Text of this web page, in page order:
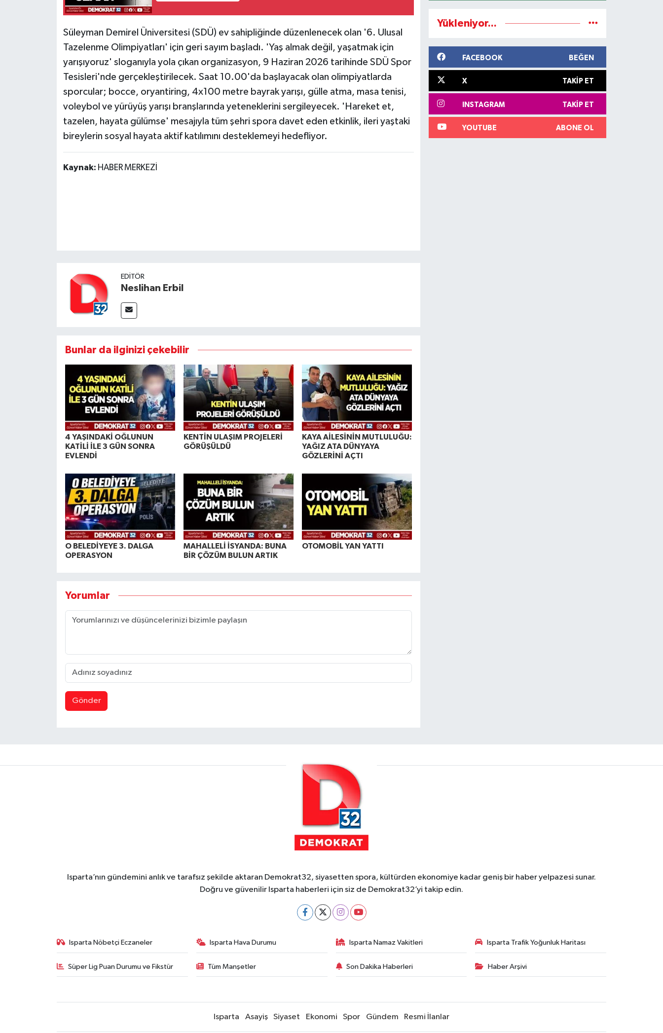
Süleyman Demirel Üniversitesi (SDÜ) ev sahipliğinde düzenlenecek olan '6. Ulusal
Tazelenme Olimpiyatları' için geri sayım başladı. 'Yaş almak değil, yaşatmak için
yarışıyoruz' sloganıyla yola çıkan organizasyon, 9 Haziran 2026 tarihinde SDÜ Spor
Tesisleri'nde gerçekleştirilecek. Saat 10.00'da başlayacak olan olimpiyatlarda
sporcular; bocce, oryantiring, 4x100 metre bayrak yarışı, gülle atma, masa tenisi,
voleybol ve yürüyüş yarışı branşlarında yeteneklerini sergileyecek. 'Hareket et,
tazelen, hayata gülümse' mesajıyla tüm şehri spora davet eden etkinlik, ileri yaştaki
bireylerin sosyal hayata aktif katılımını desteklemeyi hedefliyor.
Kaynak: HABER MERKEZİ
EDITÖR
Neslihan Erbil
Bunlar da ilginizi çekebilir
4 YAŞINDAKİ OĞLUNUN
KATİLİ İLE 3 GÜN SONRA
EVLENDİ
KENTİN ULAŞIM PROJELERİ
GÖRÜŞÜLDÜ
KAYA AİLESİNİN MUTLULUĞU:
YAĞIZ ATA DÜNYAYA
GÖZLERİNİ AÇTI
O BELEDİYEYE 3. DALGA
OPERASYON
MAHALLELİ İSYANDA: BUNA
BİR ÇÖZÜM BULUN ARTIK
OTOMOBİL YAN YATTI
Yorumlar
Gönder
Yükleniyor...
FACEBOOK BEĞEN
X TAKIP ET
INSTAGRAM TAKIP ET
YOUTUBE ABONE OL
Isparta’nın gündemini anlık ve tarafsız şekilde aktaran Demokrat32, siyasetten spora, kültürden ekonomiye kadar geniş bir haber yelpazesi sunar.
Doğru ve güvenilir Isparta haberleri için siz de Demokrat32’yi takip edin.
Isparta Nöbetçi Eczaneler Isparta Hava Durumu Isparta Namaz Vakitleri Isparta Trafik Yoğunluk Haritası
Süper Lig Puan Durumu ve Fikstür Tüm Manşetler Son Dakika Haberleri Haber Arşivi
Isparta Asayiş Siyaset Ekonomi Spor Gündem Resmi İlanlar